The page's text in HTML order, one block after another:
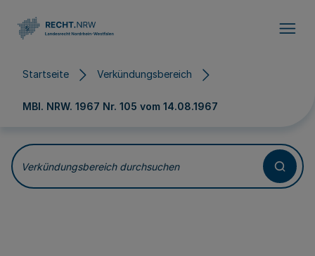
Startseite Verkündungsbereich
MBl. NRW. 1967 Nr. 105 vom 14.08.1967
Verkündungsbereich durchsuchen